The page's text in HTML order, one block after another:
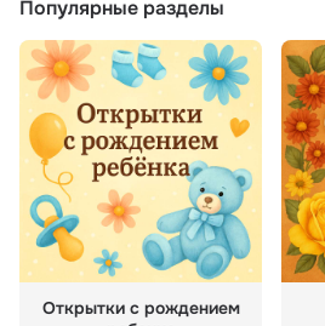
Популярные разделы
Открытки с рождением